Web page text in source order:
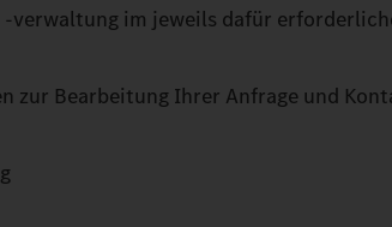
verwaltung im jeweils dafür
zur Bearbeitung Ihrer Anfrage und